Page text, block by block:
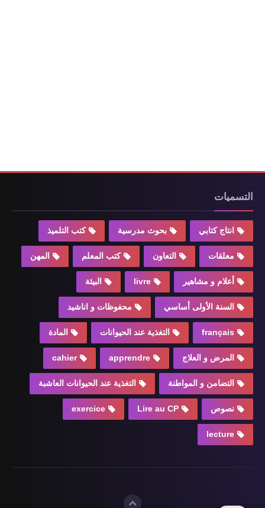
التسميات
انتاج كتابي بحوث مدرسية كتب التلميذ
معلقات التعاون كتب المعلم المهن
أعلام و مشاهير livre البيئة
السنة الأولى أساسي محفوظات و اناشيد
français التغذية عند الحيوانات المادة
المرض و العلاج apprendre
cahier
التضامن و المواطنة التغذية عند الحيوانات العاشبة
نصوص Lire au CP
exercice
lecture